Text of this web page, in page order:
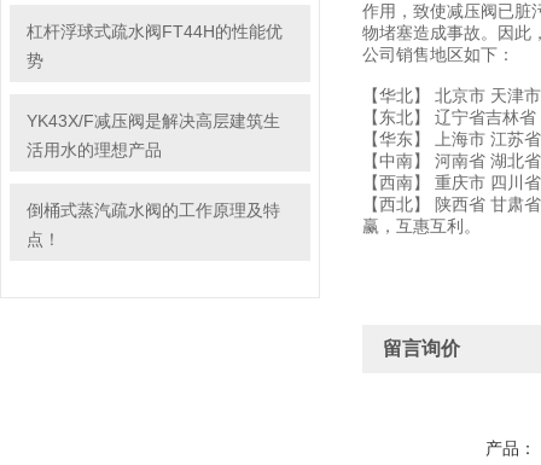
杠杆浮球式疏水阀FT44H的性能优
势
YK43X/F减压阀是解决高层建筑生
活用水的理想产品
倒桶式蒸汽疏水阀的工作原理及特
点！
作用，致使减压阀已脏
物堵塞造成事故。因此
公司销售地区如下：
【华北】 北京市 天津
【东北】 辽宁省吉林
【华东】 上海市 江苏
【中南】 河南省 湖北
【西南】 重庆市 四川
【西北】 陕西省 甘肃
赢，互惠互利。
留言询价
产品：